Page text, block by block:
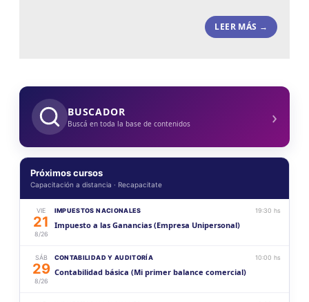
LEER MÁS →
BUSCADOR
Buscá en toda la base de contenidos ›
Próximos cursos
Capacitación a distancia · Recapacitate
VIE
21
8/26
IMPUESTOS NACIONALES 19:30 hs
Impuesto a las Ganancias (Empresa Unipersonal)
SÁB
29
8/26
CONTABILIDAD Y AUDITORÍA 10:00 hs
Contabilidad básica (Mi primer balance comercial)